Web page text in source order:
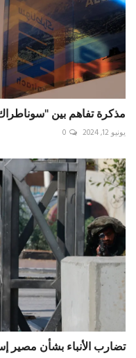
مذكرة تفاهم بين
يونيو 12, 2024 0
تضارب الأنباء بشأن مصير